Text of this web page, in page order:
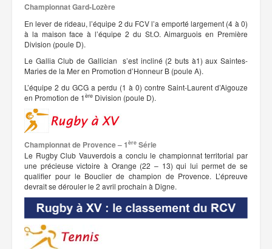
Championnat Gard-Lozère
En lever de rideau, l’équipe 2 du FCV l’a emporté largement (4 à 0)
à la maison face à l’équipe 2 du St.O. Aimarguois en Première
Division (poule D).
Le Gallia Club de Gallician s’est incliné (2 buts à1) aux Saintes-
Maries de la Mer en Promotion d’Honneur B (poule A).
L’équipe 2 du GCG a perdu (1 à 0) contre Saint-Laurent d’Aigouze
en Promotion de 1ère Division (poule D).
Championnat de Provence – 1ère Série
Le Rugby Club Vauverdois a conclu le championnat territorial par
une précieuse victoire à Orange (22 – 13) qui lui permet de se
qualifier pour le Bouclier de champion de Provence. L’épreuve
devrait se dérouler le 2 avril prochain à Digne.